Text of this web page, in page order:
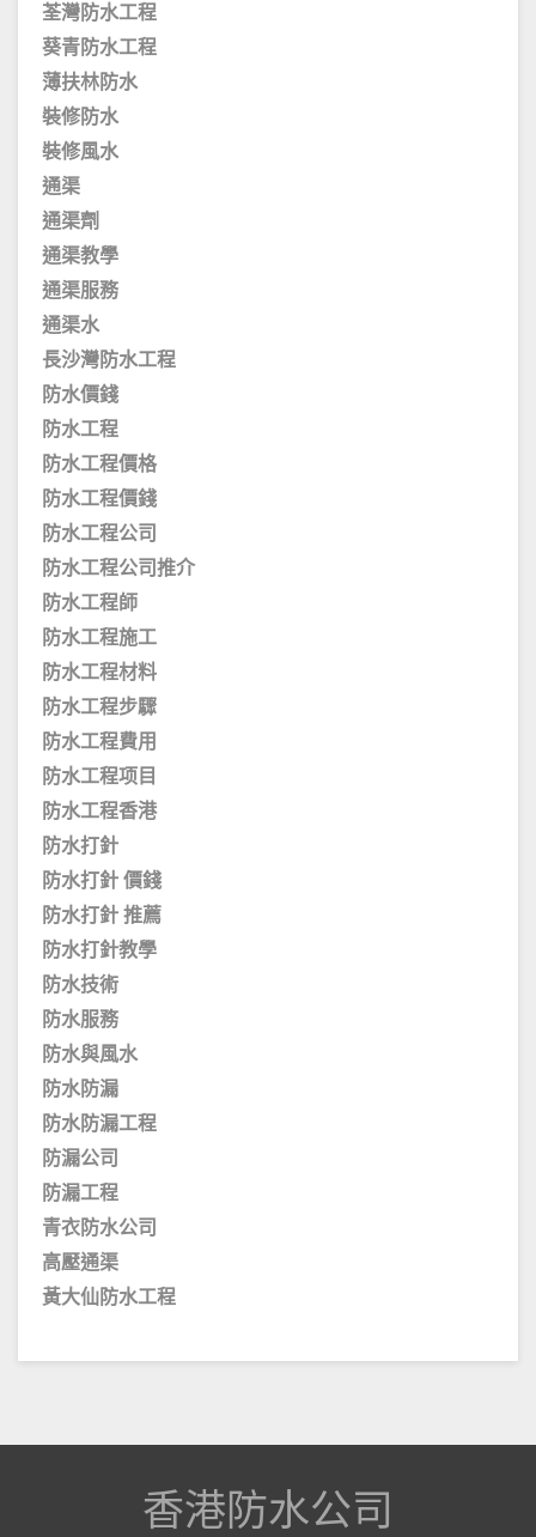
荃灣防水工程
葵青防水工程
薄扶林防水
裝修防水
裝修風水
通渠
通渠劑
通渠教學
通渠服務
通渠水
長沙灣防水工程
防水價錢
防水工程
防水工程價格
防水工程價錢
防水工程公司
防水工程公司推介
防水工程師
防水工程施工
防水工程材料
防水工程步驟
防水工程費用
防水工程项目
防水工程香港
防水打針
防水打針 價錢
防水打針 推薦
防水打針教學
防水技術
防水服務
防水與風水
防水防漏
防水防漏工程
防漏公司
防漏工程
青衣防水公司
高壓通渠
黃大仙防水工程
香港防水公司